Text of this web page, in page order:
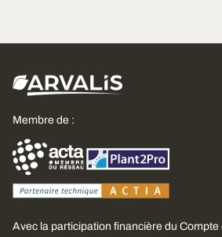
Membre de :
Avec la participation financière du Compte